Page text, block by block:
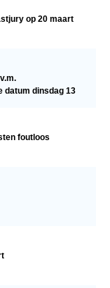
op 20 maart
datum dinsdag 13
foutloos